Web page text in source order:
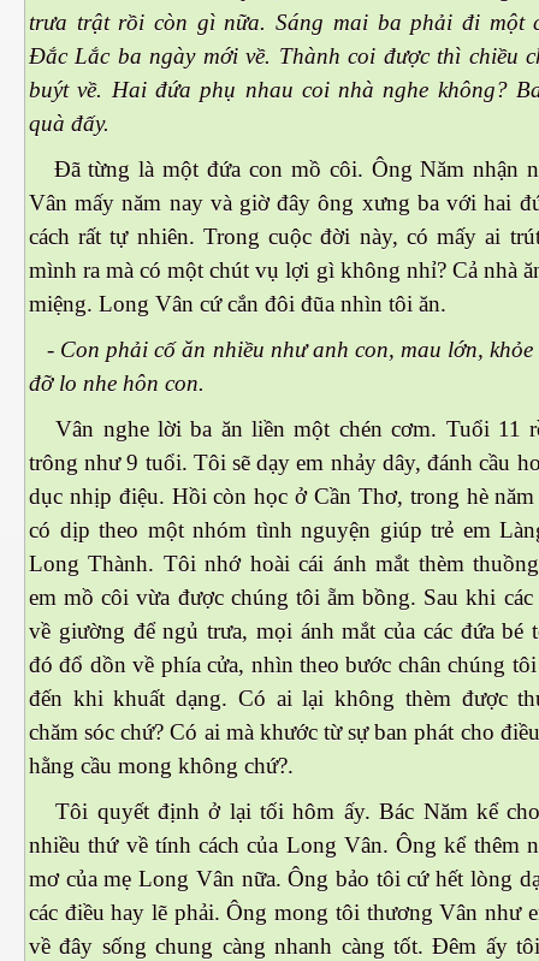
trưa trật rồi còn gì nữa. Sáng mai ba phải đi một
Đắc Lắc ba ngày mới về. Thành coi được thì chiều
buýt về. Hai đứa phụ nhau coi nhà nghe không?
quà đấy.
Đã từng là một đứa con mồ côi. Ông Năm nhận
Vân mấy năm nay và giờ đây ông xưng ba với hai
cách rất tự nhiên. Trong cuộc đời này, có mấy ai
mình ra mà có một chút vụ lợi gì không nhỉ? Cả nhà
miệng. Long Vân cứ cắn đôi đũa nhìn tôi ăn.
- Con phải cố ăn nhiều như anh con, mau lớn, khỏe
đỡ lo nhe hôn con.
Vân nghe lời ba ăn liền một chén cơm. Tuổi 11
trông như 9 tuổi. Tôi sẽ dạy em nhảy dây, đánh cầu
dục nhịp điệu. Hồi còn học ở Cần Thơ, trong hè
có dịp theo một nhóm tình nguyện giúp trẻ em
Long Thành. Tôi nhớ hoài cái ánh mắt thèm
em mồ côi vừa được chúng tôi ẵm bồng. Sau khi
về giường để ngủ trưa, mọi ánh mắt của các đứa bé
đó đổ dồn về phía cửa, nhìn theo bước chân chúng
đến khi khuất dạng. Có ai lại không thèm được
chăm sóc chứ? Có ai mà khước từ sự ban phát cho
hằng cầu mong không chứ?.
Tôi quyết định ở lại tối hôm ấy. Bác Năm kể
nhiều thứ về tính cách của Long Vân. Ông kể thêm
mơ của mẹ Long Vân nữa. Ông bảo tôi cứ hết lòng
các điều hay lẽ phải. Ông mong tôi thương Vân như
về đây sống chung càng nhanh càng tốt. Đêm ấy